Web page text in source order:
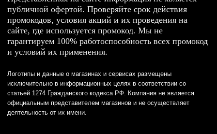
публичной офертой. Проверяйте срок действия
промокодов, условия акций и их проведения на
сайте, где используется промокод. Мы не
гарантируем 100% работоспособность всех промокод
и условий их применения.
Логотипы и данные о магазинах и сервисах размещены
исключительно в информационных целях в соответствии со
статьей 1274 Гражданского кодекса РФ. Компания не является
официальным представителем магазинов и не осуществляет
деятельность от их имени.